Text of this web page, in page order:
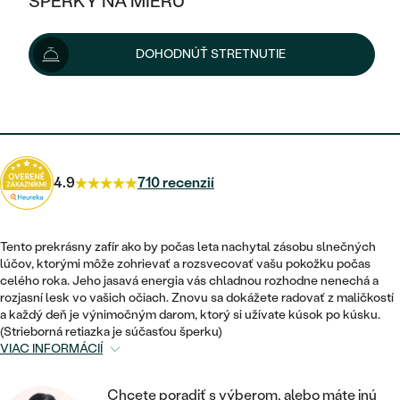
KOMBINOVANÉ ZLATO
PODĽA ŠTÝLU
ETERNITY
VINTAGE
NETRADIČNÉ
POSTRANNÉ DRAHOKAMY
HALO
VINTAGE
SET ZÁSNUBNÉHO PRSTEŇA A
NETRADIČNÉ
ZOSTAVTE SI PRSTEŇ
VÝPREDAJ
ŠPERKY ČO POMÁHAJÚ
PODĽA TYPU
NÁUŠNICE
PRSTENE
PRÍVESKY
NÁRAMKY
SETY
PÁNSKE ŠPERKY
PLATINOVÉ
NAPICHOVACIE
KRUHOVÉ
MINIMALISTICKÉ
VISIACE
SOLITÉR
ZLATÉ
STRIEBORNÉ
PODĽA ŠTÝLU
SOLITÉR
NARODENIE DIEŤAŤA
PERSONALIZOVANÉ
SO ZNAMENÍM ZVEROKRUHU
MINIMALISTICKÉ
VÝPREDAJ
ZLATÉ
STRIEBORNÉ
PODĽA ŠTÝLU
ETERNITY
MINIMALISTICKÉ
DOHODNÚŤ STRETNUTIE
76 €88 € -14 %
Možnosti doručenia
4.9 710 recenzií
Tento prekrásny zafír ako by počas leta nachytal zásobu slnečných
lúčov, ktorými môže zohrievať a rozsvecovať vašu pokožku počas
celého roka. Jeho jasavá energia vás chladnou rozhodne nenechá a
rozjasní lesk vo vašich očiach. Znovu sa dokážete radovať z maličkostí
a každý deň je výnimočným darom, ktorý si užívate kúsok po kúsku.
(Strieborná retiazka je súčasťou šperku)
VIAC INFORMÁCIÍ
Chcete poradiť s výberom, alebo máte inú